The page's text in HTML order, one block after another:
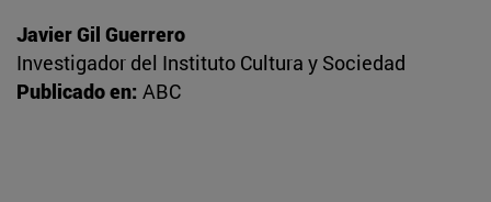
Javier Gil Guerrero
Investigador del Instituto Cultura y Sociedad
Publicado en: ABC